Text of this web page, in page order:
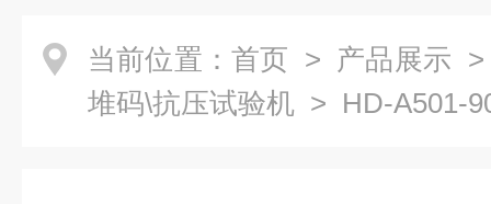
当前位置： 首页 > 产品展示
堆码\抗压试验机 > HD-A501-